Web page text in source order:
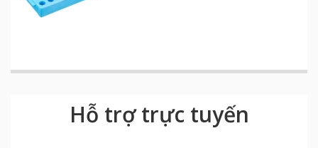
Hỗ trợ trực tuyến